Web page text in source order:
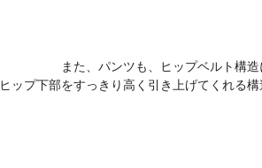
また、パンツも、ヒップベルト構
ヒップ下部をすっきり高く引き上げてくれる